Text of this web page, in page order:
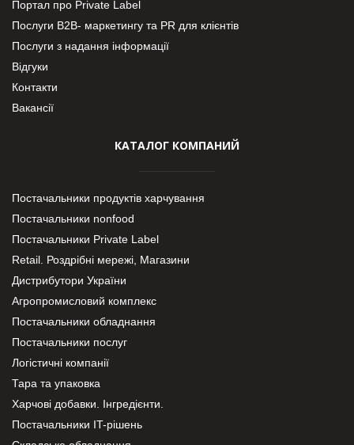
Портал про Private Label
Послуги В2В- маркетингу та PR для клієнтів
Послуги з надання інформації
Відгуки
Контакти
Вакансії
КАТАЛОГ КОМПАНИЙ
Постачальники продуктів харчування
Постачальники nonfood
Постачальники Private Label
Retail. Роздрібні мережі, Магазини
Дистрибутори України
Агропромисловий комплекс
Постачальники обладнання
Постачальники послуг
Логістичні компанії
Тара та упаковка
Харчові добавки. Інгредієнти.
Постачальники IT-рішень